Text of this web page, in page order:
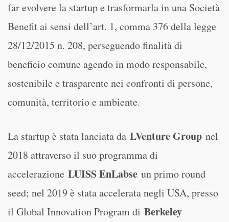
far evolvere la startup e trasformarla in una Società
Benefit ai sensi dell’art. 1, comma 376 della legge
28/12/2015 n. 208, perseguendo finalità di
beneficio comune agendo in modo responsabile,
sostenibile e trasparente nei confronti di persone,
comunità, territorio e ambiente.
La startup è stata lanciata da LVenture Group nel
2018 attraverso il suo programma di
accelerazione LUISS EnLabse un primo round
seed; nel 2019 è stata accelerata negli USA, presso
il Global Innovation Program di Berkeley